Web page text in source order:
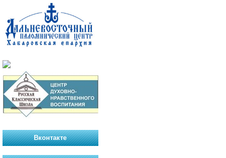
Вконтакте